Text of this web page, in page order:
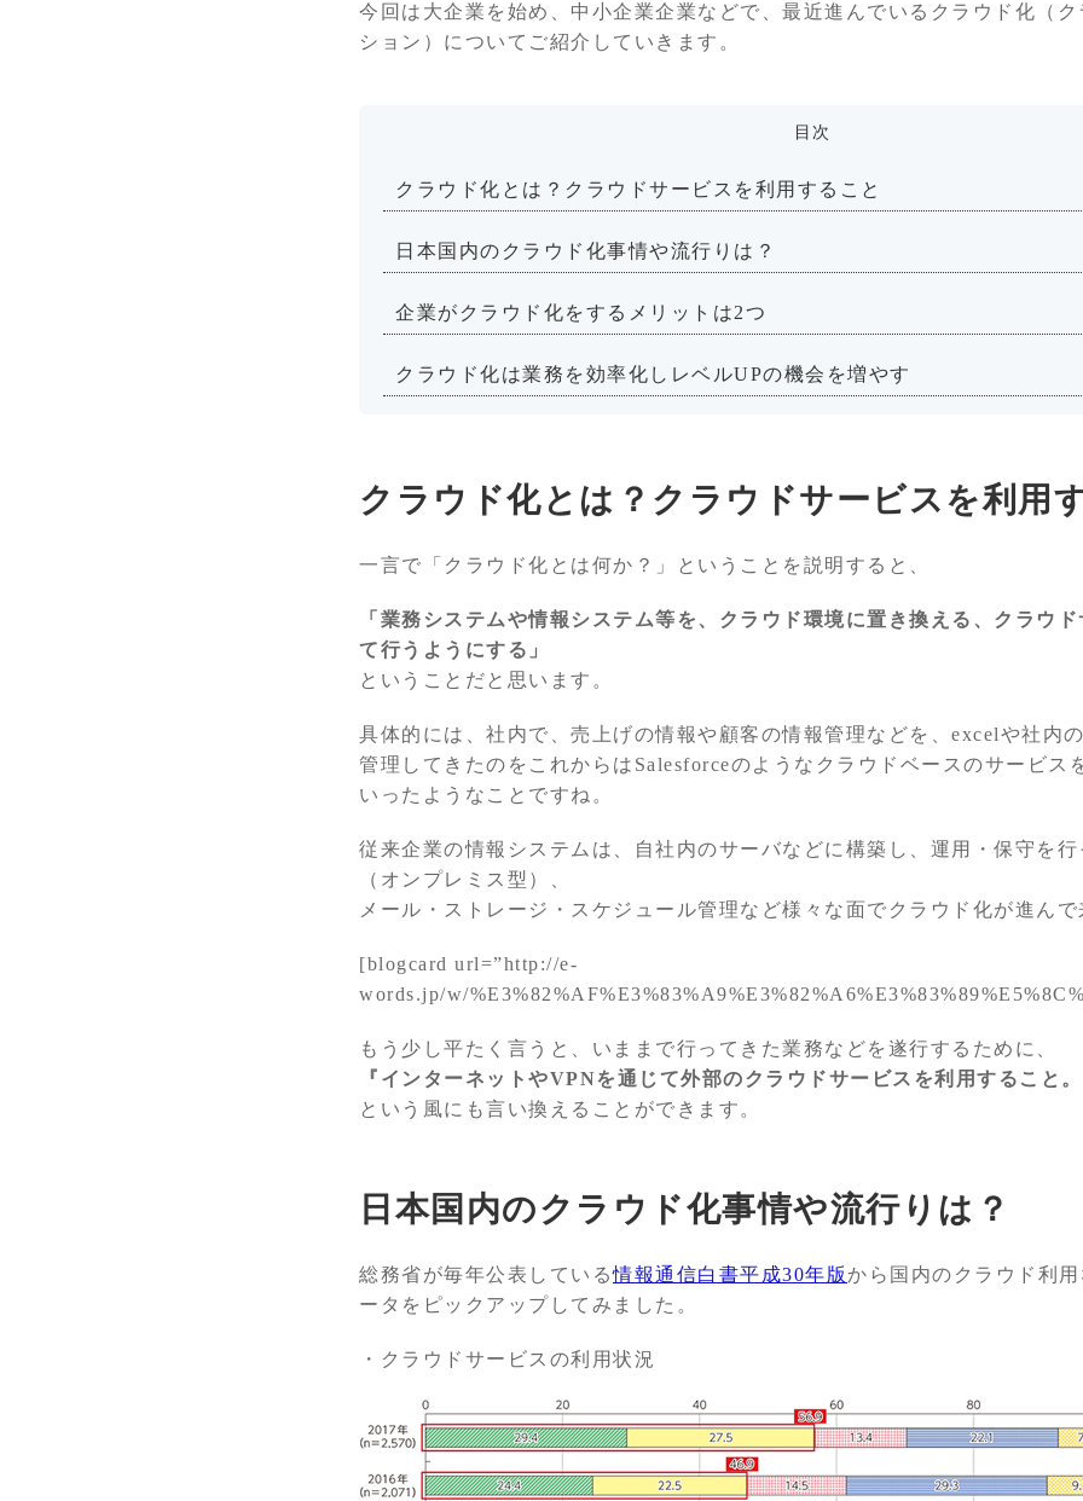
今回は大企業を始め、中小企業企業などで、最近進んでいるクラウド化（
ション）についてご紹介していきます。
目次
クラウド化とは？クラウドサービスを利用すること
日本国内のクラウド化事情や流行りは？
企業がクラウド化をするメリットは2つ
クラウド化は業務を効率化しレベルUPの機会を増やす
クラウド化とは？クラウドサービスを利用
一言で「クラウド化とは何か？」ということを説明すると、
「業務システムや情報システム等を、クラウド環境に置き換える、クラウ
て行うようにする」
ということだと思います。
具体的には、社内で、売上げの情報や顧客の情報管理などを、excelや社内
管理してきたのをこれからはSalesforceのようなクラウドベースのサービス
いったようなことですね。
従来企業の情報システムは、自社内のサーバなどに構築し、運用・保守を
（オンプレミス型）、
メール・ストレージ・スケジュール管理など様々な面でクラウド化が進ん
[blogcard url=”http://e-
words.jp/w/
もう少し平たく言うと、いままで行ってきた業務などを遂行するために、
『インターネットやVPNを通じて外部のクラウドサービスを利用すること
という風にも言い換えることができます。
日本国内のクラウド化事情や流行りは？
総務省が毎年公表している情報通信白書平成30年版から国内のクラウド利
ータをピックアップしてみました。
・クラウドサービスの利用状況